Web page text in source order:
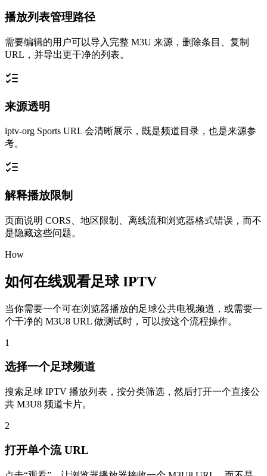
播放列表管理路径
需要编辑的用户可以导入完整 M3U 来源，删除条目、复制
URL，并导出更干净的列表。
来源透明
iptv-org Sports URL 会清晰展示，既是频道目录，也是来源参
考。
解释播放限制
页面说明 CORS、地区限制、离线流和浏览器格式错误，而不
是隐藏这些问题。
How
如何在线观看足球 IPTV
当你需要一个可在浏览器播放的足球公共电视频道，或需要一
个干净的 M3U8 URL 做测试时，可以按这个流程操作。
1
选择一个足球频道
搜索足球 IPTV 播放列表，按分类筛选，然后打开一个直接公
共 M3U8 频道卡片。
2
打开单个流 URL